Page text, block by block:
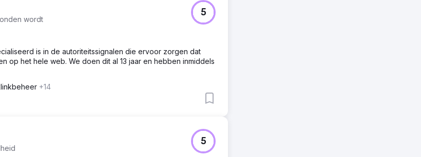
wordt
5
is in de autoriteitssignalen die ervoor zorgen dat
op het hele web. We doen dit al 13 jaar en hebben inmiddels
+14
5